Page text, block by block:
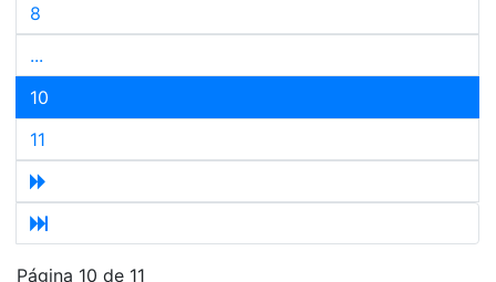
8
...
10
11
Página 10 de 11